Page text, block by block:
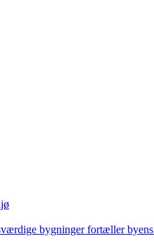
bygninger fortæller